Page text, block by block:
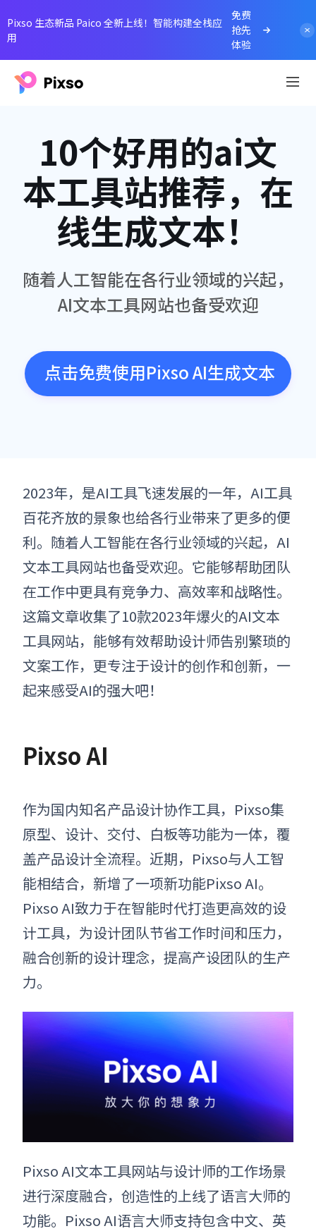
Pixso 生态新品 Paico 全新上线！智能构建全栈应
用
免费
抢先
体验
10个好用的ai文
本工具站推荐，在
线生成文本！
随着人工智能在各行业领域的兴起，
AI文本工具网站也备受欢迎
点击免费使用Pixso AI生成文本
2023年，是AI工具飞速发展的一年，AI工具
百花齐放的景象也给各行业带来了更多的便
利。随着人工智能在各行业领域的兴起，AI
文本工具网站也备受欢迎。它能够帮助团队
在工作中更具有竞争力、高效率和战略性。
这篇文章收集了10款2023年爆火的AI文本
工具网站，能够有效帮助设计师告别繁琐的
文案工作，更专注于设计的创作和创新，一
起来感受AI的强大吧！
PixsoAI
作为国内知名产品设计协作工具，Pixso集
原型、设计、交付、白板等功能为一体，覆
盖产品设计全流程。近期，Pixso与人工智
能相结合，新增了一项新功能Pixso AI。
Pixso AI致力于在智能时代打造更高效的设
计工具，为设计团队节省工作时间和压力，
融合创新的设计理念，提高产设团队的生产
力。
Pixso AI文本工具网站与设计师的工作场景
进行深度融合，创造性的上线了语言大师的
功能。Pixso AI语言大师支持包含中文、英